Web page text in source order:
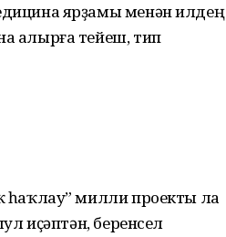
ярҙамы менән илдең
алырға тейеш, тип
һаҡлау” милли проекты ла
иҫәптән, беренсел